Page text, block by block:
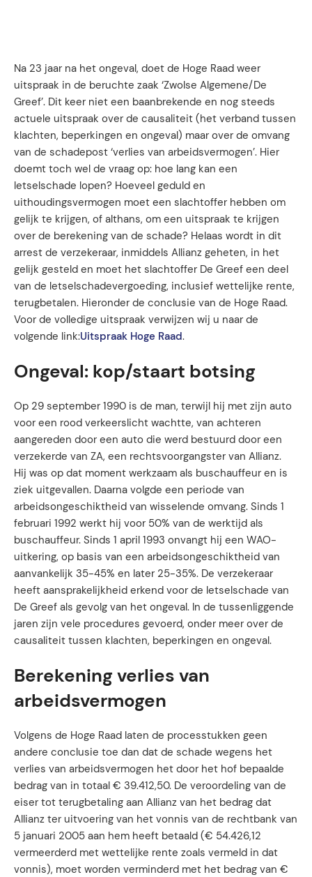
Na 23 jaar na het ongeval, doet de Hoge Raad weer
uitspraak in de beruchte zaak ‘Zwolse Algemene/De
Greef’. Dit keer niet een baanbrekende en nog steeds
actuele uitspraak over de causaliteit (het verband tussen
klachten, beperkingen en ongeval) maar over de omvang
van de schadepost ‘verlies van arbeidsvermogen’. Hier
doemt toch wel de vraag op: hoe lang kan een
letselschade lopen? Hoeveel geduld en
uithoudingsvermogen moet een slachtoffer hebben om
gelijk te krijgen, of althans, om een uitspraak te krijgen
over de berekening van de schade? Helaas wordt in dit
arrest de verzekeraar, inmiddels Allianz geheten, in het
gelijk gesteld en moet het slachtoffer De Greef een deel
van de letselschadevergoeding, inclusief wettelijke rente,
terugbetalen. Hieronder de conclusie van de Hoge Raad.
Voor de volledige uitspraak verwijzen wij u naar de
volgende link:Uitspraak Hoge Raad.
Ongeval: kop/staart botsing
Op 29 september 1990 is de man, terwijl hij met zijn auto
voor een rood verkeerslicht wachtte, van achteren
aangereden door een auto die werd bestuurd door een
verzekerde van ZA, een rechtsvoorgangster van Allianz.
Hij was op dat moment werkzaam als buschauffeur en is
ziek uitgevallen. Daarna volgde een periode van
arbeidsongeschiktheid van wisselende omvang. Sinds 1
februari 1992 werkt hij voor 50% van de werktijd als
buschauffeur. Sinds 1 april 1993 onvangt hij een WAO-
uitkering, op basis van een arbeidsongeschiktheid van
aanvankelijk 35-45% en later 25-35%. De verzekeraar
heeft aansprakelijkheid erkend voor de letselschade van
De Greef als gevolg van het ongeval. In de tussenliggende
jaren zijn vele procedures gevoerd, onder meer over de
causaliteit tussen klachten, beperkingen en ongeval.
Berekening verlies van
arbeidsvermogen
Volgens de Hoge Raad laten de processtukken geen
andere conclusie toe dan dat de schade wegens het
verlies van arbeidsvermogen het door het hof bepaalde
bedrag van in totaal € 39.412,50. De veroordeling van de
eiser tot terugbetaling aan Allianz van het bedrag dat
Allianz ter uitvoering van het vonnis van de rechtbank van
5 januari 2005 aan hem heeft betaald (€ 54.426,12
vermeerderd met wettelijke rente zoals vermeld in dat
vonnis), moet worden verminderd met het bedrag van €